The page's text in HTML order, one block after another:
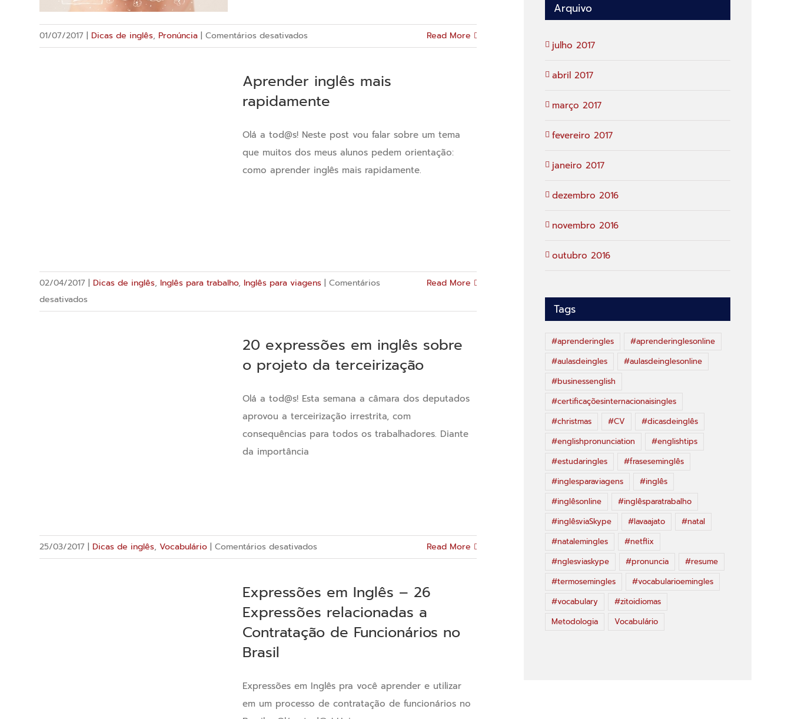
01/07/2017 | Dicas de inglês, Pronúncia | Comentários desativados
7
para
você
sua
pronúncia
Read More
Aprender inglês mais
rapidamente
Olá a tod@s! Neste post vou falar sobre um tema
que muitos dos meus alunos pedem orientação:
como aprender inglês mais rapidamente.
02/04/2017 | Dicas de inglês, Inglês para trabalho, Inglês para viagens | Comentários
desativados
Aprender
Read More
20 expressões em inglês sobre
o projeto da terceirização
Olá a tod@s! Esta semana a câmara dos deputados
aprovou a terceirização irrestrita, com
consequências para todos os trabalhadores. Diante
da importância
25/03/2017 | Dicas de inglês,Vocabulário | Comentários desativados
20
em
inglês
sobre
terceirização
Read More
Expressões em Inglês – 26
Expressões relacionadas a
Contratação de Funcionários no
Brasil
Expressões em Inglês pra você aprender e utilizar
em um processo de contratação de funcionários no
Arquivo
julho 2017
abril 2017
março 2017
fevereiro 2017
janeiro 2017
dezembro 2016
novembro 2016
outubro 2016
Tags
#aprenderingles
#aprenderinglesonline
#aulasdeingles
#aulasdeinglesonline
#businessenglish
#certificaçõesinternacionaisingles
#christmas
#CV
#dicasdeinglês
#englishpronunciation
#englishtips
#estudaringles
#fraseseminglês
#inglesparaviagens
#inglês
#inglêsonline
#inglêsparatrabalho
#inglêsviaSkype
#lavaajato
#natal
#natalemingles
#netflix
#nglesviaskype
#pronuncia
#resume
#termosemingles
#vocabularioemingles
#vocabulary
#zitoidiomas
Metodologia
Vocabulário